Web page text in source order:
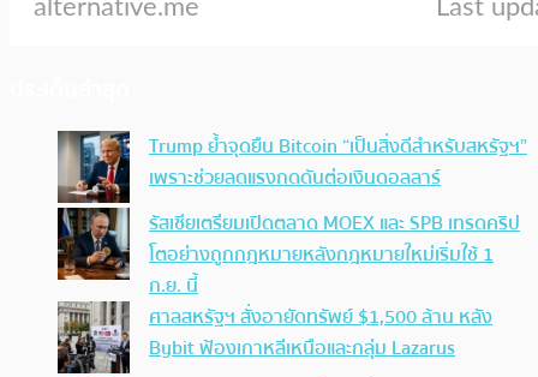
Trump ย้ำจุดยืน Bitcoin “เป็นสิ่งดีสำหรับสหรัฐฯ”
เพราะช่วยลดแรงกดดันต่อเงินดอลลาร์
รัสเซียเตรียมเปิดตลาด MOEX และ SPB เทรดคริป
โตอย่างถูกกฎหมายหลังกฎหมายใหม่เริ่มใช้ 1
ก.ย. นี้
ศาลสหรัฐฯ สั่งอายัดทรัพย์ $1,500 ล้าน หลัง
Bybit ฟ้องเกาหลีเหนือและกลุ่ม Lazarus